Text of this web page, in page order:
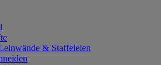
& Staffeleien